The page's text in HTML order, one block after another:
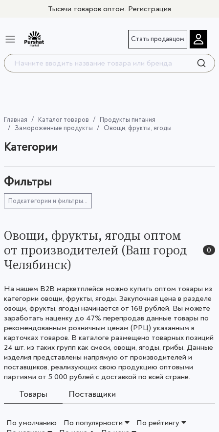
Тысячи товаров оптом. Регистрация
Стать продавцом
Главная Каталог товаров
Продукты питания
Замороженные продукты
Овощи, фрукты, ягоды
Категории
Фильтры
Подкатегории и фильтры...
Овощи, фрукты, ягоды оптом
от производителей (Ваш город
Челябинск)
0
На нашем B2B маркетплейсе можно купить оптом товары из
категории овощи, фрукты, ягоды. Закупочная цена в разделе
овощи, фрукты, ягоды начинается от 168 рублей. Вы можете
заработать наценку до 47% перепродав данные товары по
рекомендованным розничным ценам (РРЦ) указанным в
карточках товаров. В каталоге размещено товарных позиций
24 шт. из таких групп как смеси, овощи, ягоды, грибы. Данные
изделия представлены напрямую от производителей и
поставщиков, реализующих свою продукцию оптовыми
партиями от 5 000 рублей с доставкой по всей стране.
Товары Поставщики
По умолчанию По популярности
По рейтингу